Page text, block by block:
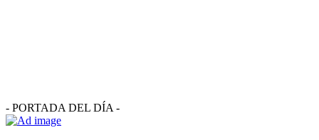
- PORTADA DEL DÍA -